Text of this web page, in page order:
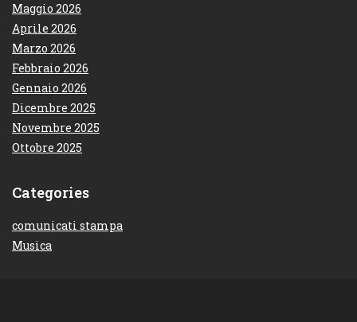
Maggio 2026
Aprile 2026
Marzo 2026
Febbraio 2026
Gennaio 2026
Dicembre 2025
Novembre 2025
Ottobre 2025
Categories
comunicati stampa
Musica